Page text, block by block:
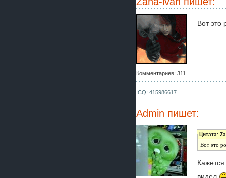
Комментариев: 311
Вот это
ICQ: 415986617
Admin пишет:
Цитата:
Вот это
видел